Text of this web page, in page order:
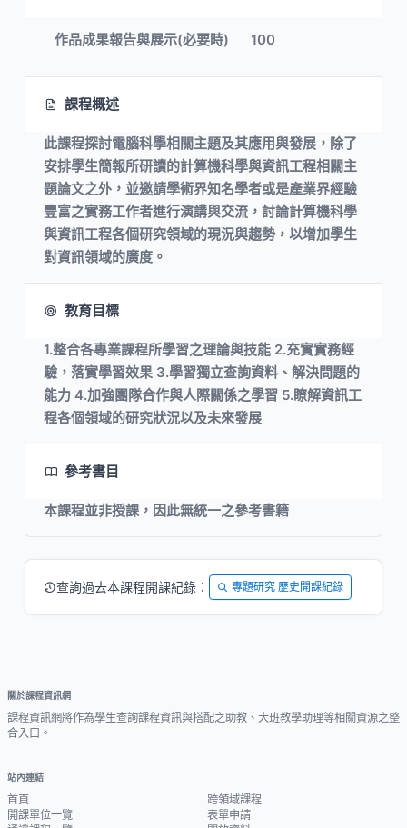
作品成果報告與展示(必要時) 100
課程概述
此課程探討電腦科學相關主題及其應用與發展，除了
安排學生簡報所研讀的計算機科學與資訊工程相關主
題論文之外，並邀請學術界知名學者或是產業界經驗
豐富之實務工作者進行演講與交流，討論計算機科學
與資訊工程各個研究領域的現況與趨勢，以增加學生
對資訊領域的廣度。
教育目標
1.整合各專業課程所學習之理論與技能 2.充實實務經
驗，落實學習效果 3.學習獨立查詢資料、解決問題的
能力 4.加強團隊合作與人際關係之學習 5.瞭解資訊工
程各個領域的研究狀況以及未來發展
參考書目
本課程並非授課，因此無統一之參考書籍
查詢過去本課程開課紀錄： 專題研究 歷史開課紀錄
關於課程資訊網
課程資訊網將作為學生查詢課程資訊與搭配之助教、大班教學助理等相關資源之整
合入口。
站內連結
首頁
開課單位一覽
跨領域課程
表單申請